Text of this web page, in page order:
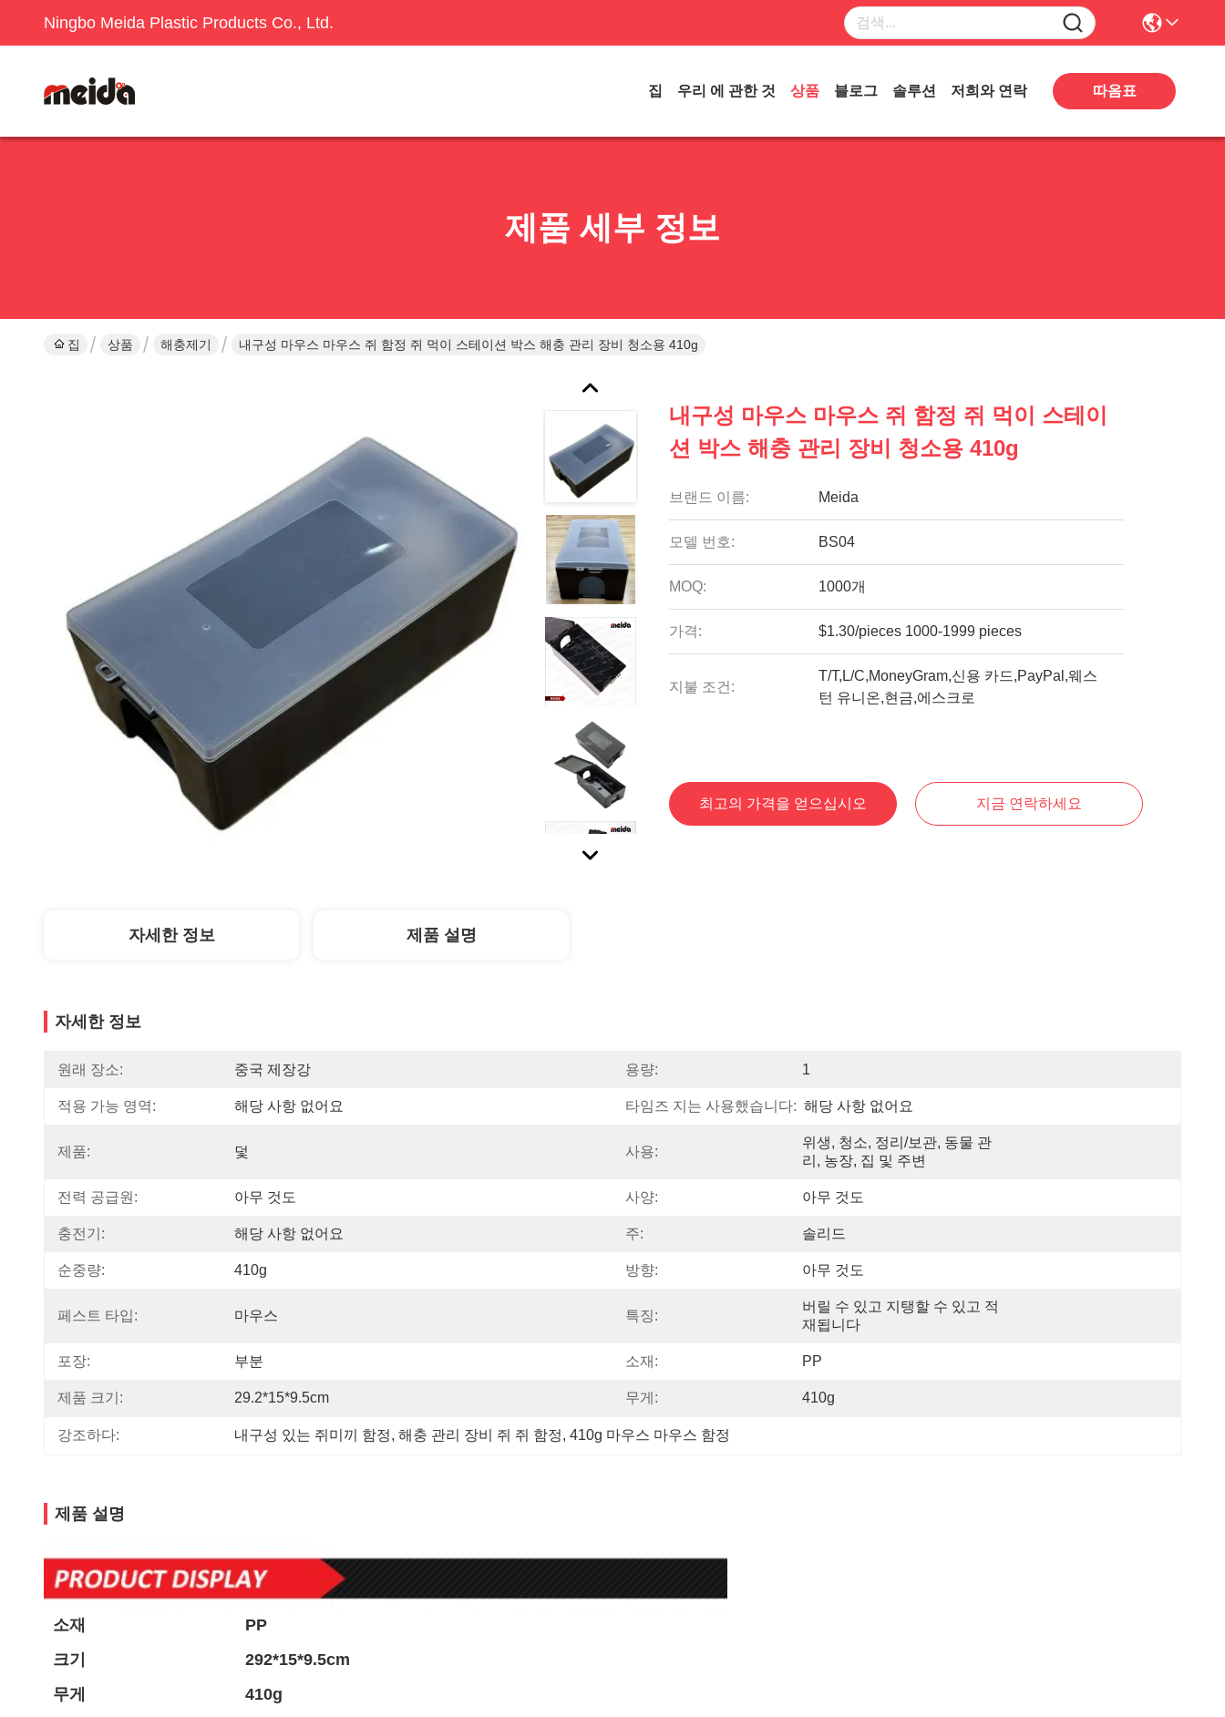
Ningbo Meida Plastic Products Co., Ltd.
집 우리 에 관한 것 상품 블로그 솔루션 저희와 연락 따옴표
제품 세부 정보
집 상품 해충제기 내구성 마우스 마우스 쥐 함정 쥐 먹이 스테이션 박스 해충 관리 장비 청소용 410g
내구성 마우스 마우스 쥐 함정 쥐 먹이 스테이
션 박스 해충 관리 장비 청소용 410g
브랜드 이름: Meida
모델 번호: BS04
MOQ: 1000개
가격: $1.30/pieces 1000-1999 pieces
지불 조건:
T/T,L/C,MoneyGram,신용 카드,PayPal,웨스
턴 유니온,현금,에스크로
최고의 가격을 얻으십시오 지금 연락하세요
자세한 정보 제품 설명
자세한 정보
원래 장소: 중국 제장강 용량: 1
적용 가능 영역: 해당 사항 없어요 타임즈 지는 사용했습니다: 해당 사항 없어요
제품: 덫 사용:
위생, 청소, 정리/보관, 동물 관
리, 농장, 집 및 주변
전력 공급원: 아무 것도 사양: 아무 것도
충전기: 해당 사항 없어요 주: 솔리드
순중량: 410g 방향: 아무 것도
페스트 타입: 마우스 특징:
버릴 수 있고 지탱할 수 있고 적
재됩니다
포장: 부분 소재: PP
제품 크기: 29.2*15*9.5cm 무게: 410g
강조하다: 내구성 있는 쥐미끼 함정, 해충 관리 장비 쥐 쥐 함정, 410g 마우스 마우스 함정
제품 설명
소재
PP
크기
292*15*9.5cm
무게
410g